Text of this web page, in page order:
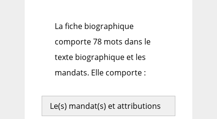
La fiche biographique
comporte 78 mots dans le
texte biographique et les
mandats. Elle comporte :
Le(s) mandat(s) et attributions